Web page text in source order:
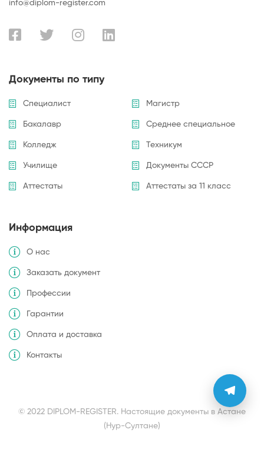
info@diplom-register.com
Документы по типу
Специалист Магистр
Бакалавр Среднее специальное
Колледж Техникум
Училище Документы СССР
Аттестаты Аттестаты за 11 класс
Информация
О нас
Заказать документ
Профессии
Гарантии
Оплата и доставка
Контакты
© 2022 DIPLOM-REGISTER. Настоящие документы в Астане
(Нур-Султане)